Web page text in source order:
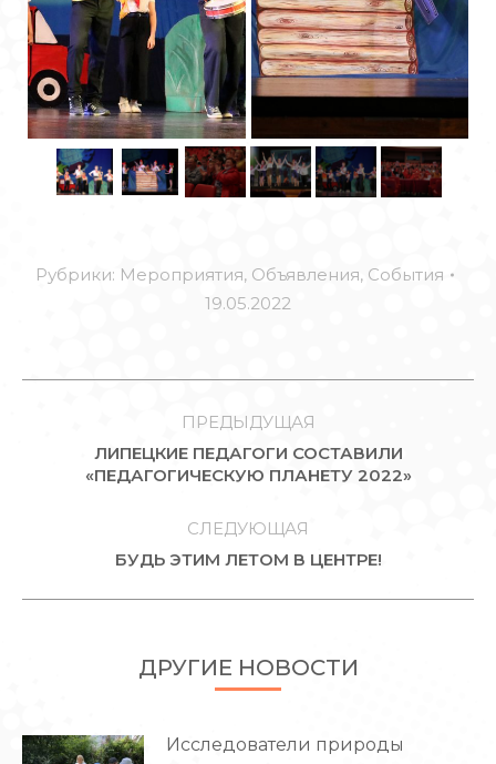
Рубрики: Мероприятия, Объявления, События
19.05.2022
ЗАПИСЯМ
ПРЕДЫДУЩАЯ
Предыдущая
ЛИПЕЦКИЕ ПЕДАГОГИ СОСТАВИЛИ
«ПЕДАГОГИЧЕСКУЮ ПЛАНЕТУ 2022»
СЛЕДУЮЩАЯ
Следующая
БУДЬ ЭТИМ ЛЕТОМ В ЦЕНТРЕ!
ДРУГИЕ НОВОСТИ
Исследователи природы